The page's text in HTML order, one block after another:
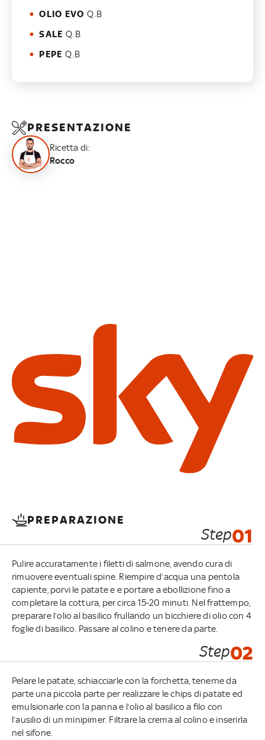
OLIO EVO Q.B
SALE Q.B
PEPE Q.B
PRESENTAZIONE
Ricetta di:
Rocco
PREPARAZIONE
Step01
Pulire accuratamente i filetti di salmone, avendo cura di
rimuovere eventuali spine. Riempire d’acqua una pentola
capiente, porvi le patate e e portare a ebollizione fino a
completare la cottura, per circa 15-20 minuti. Nel frattempo,
preparare l’olio al basilico frullando un bicchiere di olio con 4
foglie di basilico. Passare al colino e tenere da parte.
Step02
Pelare le patate, schiacciarle con la forchetta, tenerne da
parte una piccola parte per realizzare le chips di patate ed
emulsionarle con la panna e l’olio al basilico a filo con
l’ausilio di un minipimer. Filtrare la crema al colino e inserirla
nel sifone.